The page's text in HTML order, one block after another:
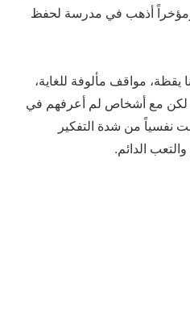
أذهب في مدرسة لحفظ
مواقف مألوفة للغاية،
لكن مع أشخاص لم أعرفهم في
نفسياً من شدة التفكير
الدائم.